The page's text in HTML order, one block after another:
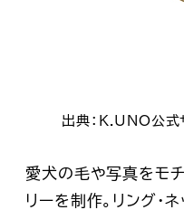
出典：K.UNO公式
愛犬の毛や写真をモ
リーを制作。リング・ネ